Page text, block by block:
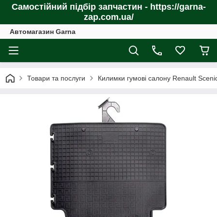
Самостійний підбір запчастин - https://garna-
zap.com.ua/
Автомагазин Garna
Товари та послуги Килимки гумові салону Renault